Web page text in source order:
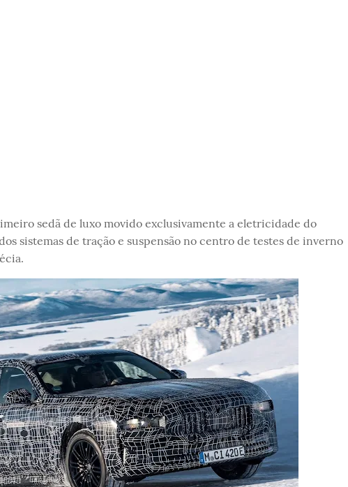
sedã de luxo movido exclusivamente a eletricidade do
sistemas de tração e suspensão no centro de testes de inverno